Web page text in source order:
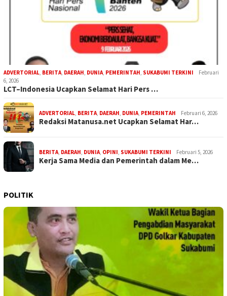
ADVERTORIAL BERITA DAERAH DUNIA PEMERINTAH SUKABUMI TERKINI
Februari
6, 2026
LCT–Indonesia Ucapkan Selamat Hari Pers …
ADVERTORIAL BERITA DAERAH DUNIA PEMERINTAH Februari 6, 2026
Redaksi Matanusa.net Ucapkan Selamat Har…
BERITA DAERAH DUNIA OPINI SUKABUMI TERKINI Februari 5, 2026
Kerja Sama Media dan Pemerintah dalam Me…
POLITIK